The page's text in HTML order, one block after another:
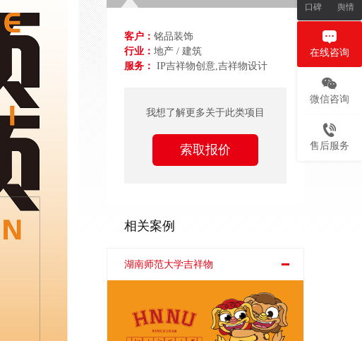
客户： 铭品装饰
行业： 地产 / 建筑
服务： IP吉祥物创意,吉祥物设计
我想了解更多关于此类项目
索取报价
相关案例
湖南师范大学吉祥物
口碑
舆情
在线咨询
微信咨询
售后服务